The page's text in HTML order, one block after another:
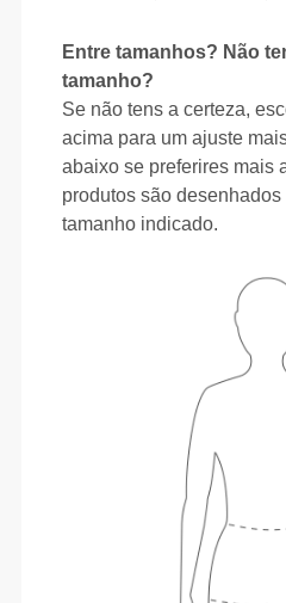
Entre tamanhos? Não
tamanho?
Se não tens a certeza,
acima para um ajuste
abaixo se preferires mais
produtos são
tamanho indicado.